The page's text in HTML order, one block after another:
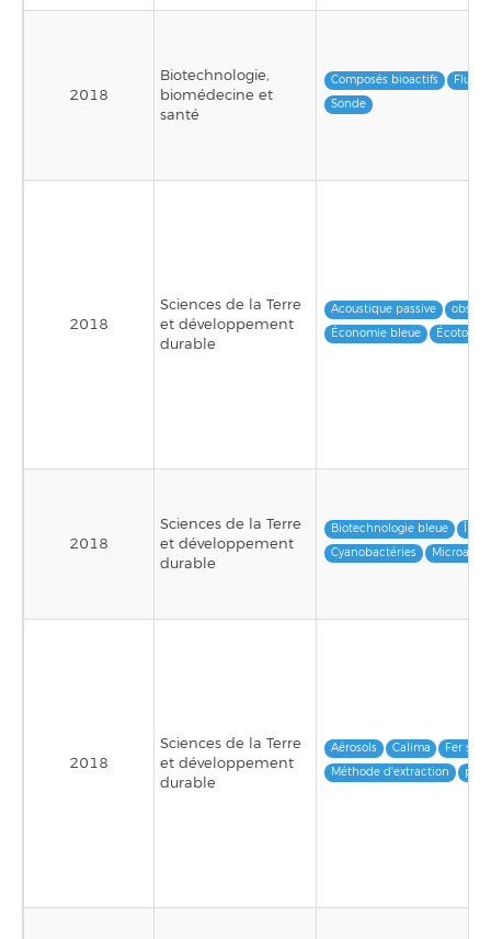
2018
Biotechnologie,
biomédecine et
santé
Composés bioactifs
Sonde
2018
Sciences de la Terre
et développement
durable
Acoustique passive
Économie bleue
2018
Sciences de la Terre
et développement
durable
Biotechnologie bleue
Cyanobactéries
2018
Sciences de la Terre
et développement
durable
Aérosols Calima
Fer
Méthode d'extraction